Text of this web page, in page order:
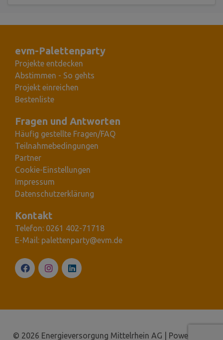
evm-Palettenparty
Projekte entdecken
Abstimmen - So gehts
Projekt einreichen
Bestenliste
Fragen und Antworten
Häufig gestellte Fragen/FAQ
Teilnahmebedingungen
Partner
Cookie-Einstellungen
Impressum
Datenschutzerklärung
Kontakt
Telefon: 0261 402-71718
E-Mail: palettenparty@evm.de
© 2026 Energieversorgung Mittelrhein AG | Powered by